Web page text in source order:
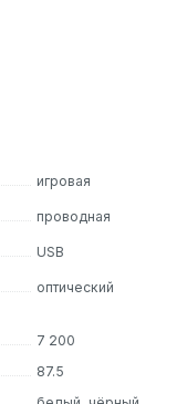
игровая
проводная
USB
оптический
7 200
87.5